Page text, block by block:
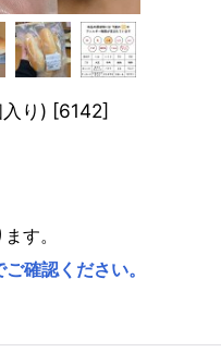
り) [6142]
す。
確認ください。